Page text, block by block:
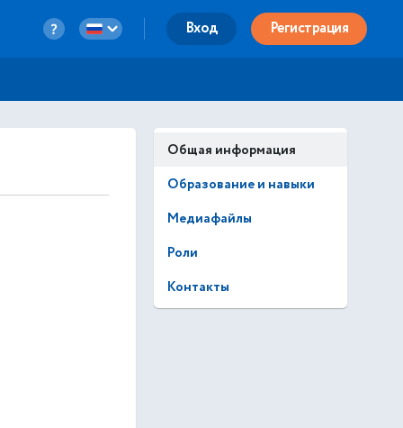
Вход Регистрация
Общая информация
Образование и навыки
Медиафайлы
Роли
Контакты